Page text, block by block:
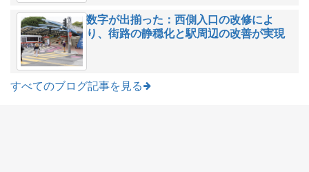
数字が出揃った：西側入口の改修によ
り、街路の静穏化と駅周辺の改善が実現
すべてのブログ記事を見る